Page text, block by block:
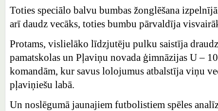
Toties speciālo balvu bumbas žonglēšana
arī daudz vecāks, toties bumbu pārvaldīja
Protams, vislielāko līdzjutēju pulku saistīja
pamatskolas un Pļaviņu novada ģimnāzijas U –
komandām, kur savus lolojumus atbalstīja viņu
pļaviņiešu labā.
Un noslēgumā jaunajiem futbolistiem spēles